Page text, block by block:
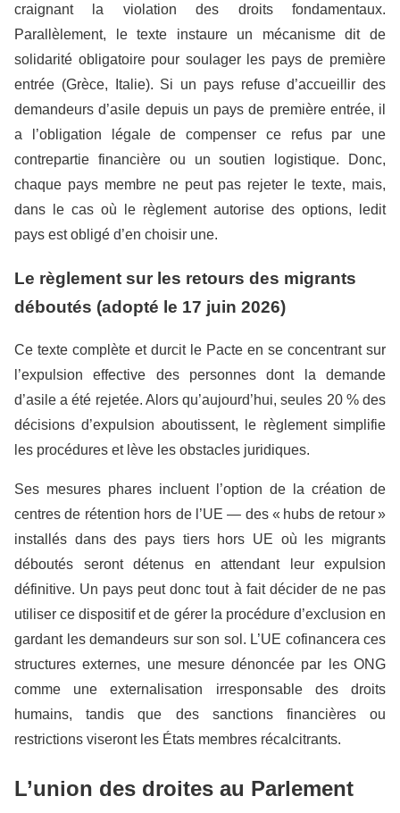
craignant la violation des droits fondamentaux.
Parallèlement, le texte instaure un mécanisme dit de
solidarité obligatoire pour soulager les pays de première
entrée (Grèce, Italie). Si un pays refuse d’accueillir des
demandeurs d’asile depuis un pays de première entrée, il
a l’obligation légale de compenser ce refus par une
contrepartie financière ou un soutien logistique. Donc,
chaque pays membre ne peut pas rejeter le texte, mais,
dans le cas où le règlement autorise des options, ledit
pays est obligé d’en choisir une.
Le règlement sur les retours des migrants
déboutés (adopté le 17 juin 2026)
Ce texte complète et durcit le Pacte en se concentrant sur
l’expulsion effective des personnes dont la demande
d’asile a été rejetée. Alors qu’aujourd’hui, seules 20 % des
décisions d’expulsion aboutissent, le règlement simplifie
les procédures et lève les obstacles juridiques.
Ses mesures phares incluent l’option de la création de
centres de rétention hors de l’UE — des « hubs de retour »
installés dans des pays tiers hors UE où les migrants
déboutés seront détenus en attendant leur expulsion
définitive. Un pays peut donc tout à fait décider de ne pas
utiliser ce dispositif et de gérer la procédure d’exclusion en
gardant les demandeurs sur son sol. L’UE cofinancera ces
structures externes, une mesure dénoncée par les ONG
comme une externalisation irresponsable des droits
humains, tandis que des sanctions financières ou
restrictions viseront les États membres récalcitrants.
L’union des droites au Parlement